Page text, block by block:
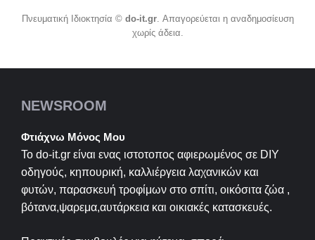
Πνευματική Ιδιοκτησία © do-it.gr. Απαγορεύεται η αναδημοσίευση
χωρίς άδεια.
NEWSROOM
Φτιάχνω Μόνος Μου
Το do-it.gr είναι ενας ιστοτοπος αφιερωμένος σε DIY
οδηγούς, κηπουρική, καλλιέργεια λαχανικών και
φυτών, παρασκευή τροφίμων στο σπίτι, οικόσιτα ζώα ,
βότανα,ψαρεμα,αυτάρκεια και οικιακές κατασκευές.